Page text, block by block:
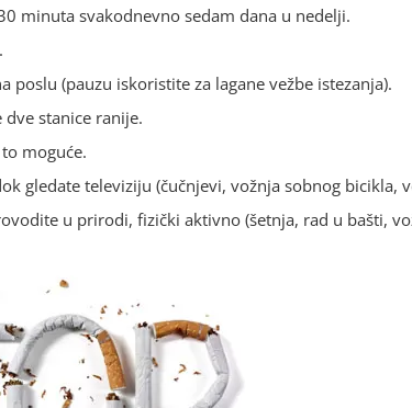
minuta svakodnevno sedam dana u nedelji.
poslu (pauzu iskoristite za lagane vežbe istezanja).
stanice ranije.
moguće.
gledate televiziju (čučnjevi, vožnja sobnog bicikla,
u prirodi, fizički aktivno (šetnja, rad u bašti,